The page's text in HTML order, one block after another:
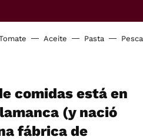
Aceite Pasta
comidas está en
(y nació
fábrica de